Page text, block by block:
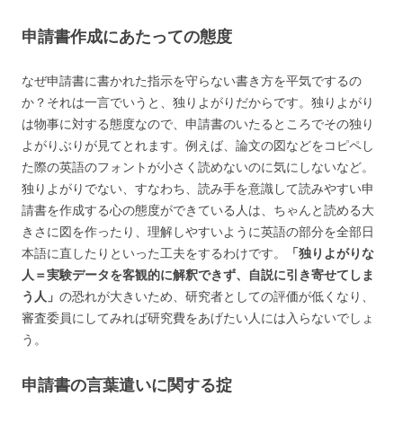
申請書作成にあたっての態度
なぜ申請書に書かれた指示を守らない書き方を平気でするの
か？それは一言でいうと、 独りよがり だからです。独りよがり
は物事に対する態度なので、申請書のいたるところでその独り
よがりぶりが見てとれます。例えば、論文の図などをコピペし
た際の英語のフォントが小さく読めないのに気にしないなど。
独りよがりでない、すなわち、読み手を意識して読みやすい申
請書を作成する心の態度ができている人は、ちゃんと読める大
きさに図を作ったり、理解しやすいように英語の部分を全部日
本語に直したりといった工夫をするわけです。
「独りよがりな
人＝実験データを客観的に解釈できず、自説に引き寄せてしま
う人」 の恐れが大きいため、研究者としての評価が低くなり、
審査委員にしてみれば研究費をあげたい人には入らないでしょ
う。
申請書の言葉遣いに関する掟